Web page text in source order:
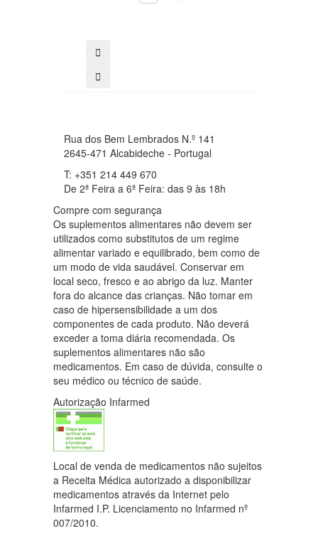
Rua dos Bem Lembrados N.º 141
2645-471 Alcabideche - Portugal
T: +351 214 449 670
De 2ª Feira a 6ª Feira: das 9 às 18h
Compre com segurança
Os suplementos alimentares não devem ser
utilizados como substitutos de um regime
alimentar variado e equilibrado, bem como de
um modo de vida saudável. Conservar em
local seco, fresco e ao abrigo da luz. Manter
fora do alcance das crianças. Não tomar em
caso de hipersensibilidade a um dos
componentes de cada produto. Não deverá
exceder a toma diária recomendada. Os
suplementos alimentares não são
medicamentos. Em caso de dúvida, consulte o
seu médico ou técnico de saúde.
Autorização Infarmed
Local de venda de medicamentos não sujeitos
a Receita Médica autorizado a disponibilizar
medicamentos através da Internet pelo
Infarmed I.P. Licenciamento no Infarmed nº
007/2010.